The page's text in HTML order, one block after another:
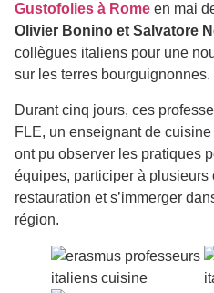
Gustofolies à Rome en mai
Olivier Bonino et Salvatore
collègues italiens pour une
sur les terres bourguignonnes.
Durant cinq jours, ces
FLE, un enseignant de
ont pu observer les pratiques
équipes, participer à plusieurs
restauration et s’immerger
région.